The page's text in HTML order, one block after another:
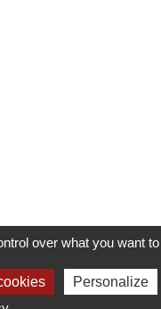
over what you want to
Personalize